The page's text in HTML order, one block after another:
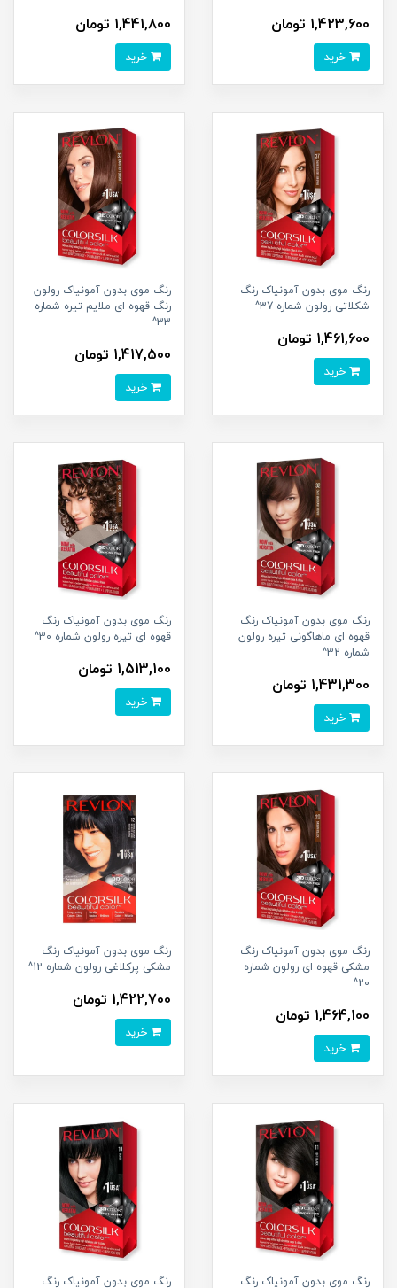
1,423,600 تومان 1,441,800 تومان
رنگ موی بدون آمونیاک رنگ
شکلاتی رولون شماره 37^
1,461,600 تومان
رنگ موی بدون آمونیاک رولون
رنگ قهوه ای ملایم تیره شماره
33^
1,417,500 تومان
رنگ موی بدون آمونیاک رنگ
قهوه ای ماهاگونی تیره رولون
شماره 32^
1,431,300 تومان
رنگ موی بدون آمونیاک رنگ
قهوه ای تیره رولون شماره 30^
1,513,100 تومان
رنگ موی بدون آمونیاک رنگ
مشکی قهوه ای رولون شماره
20^
1,464,100 تومان
رنگ موی بدون آمونیاک رنگ
مشکی پرکلاغی رولون شماره 12^
1,422,700 تومان
رنگ موی بدون آمونیاک رنگ رنگ موی بدون آمونیاک رنگ